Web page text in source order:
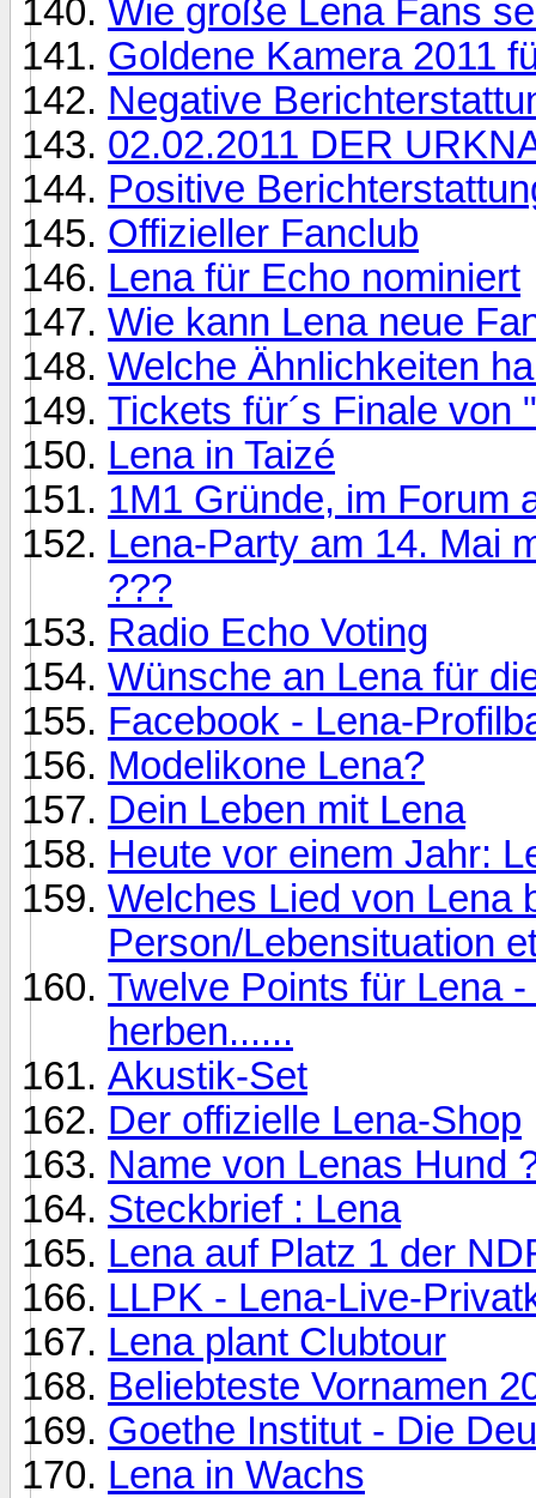
Wie große Lena Fans
Goldene Kamera 2011
Negative
02.02.2011 DER
Positive
Offizieller Fanclub
Lena für Echo nominiert
Wie kann Lena neue
Welche Ähnlichkeiten
Tickets für´s Finale von
Lena in Taizé
1M1 Gründe, im Forum
Lena-Party am 14. Mai
???
Radio Echo Voting
Wünsche an Lena für
Facebook - Lena-
Modelikone Lena?
Dein Leben mit Lena
Heute vor einem Jahr:
Welches Lied von Lena
Person/Lebensituation
Twelve Points für Lena
herben......
Akustik-Set
Der offizielle Lena-Shop
Name von Lenas Hund
Steckbrief : Lena
Lena auf Platz 1 der
LLPK - Lena-Live-
Lena plant Clubtour
Beliebteste Vornamen
Goethe Institut - Die
Lena in Wachs